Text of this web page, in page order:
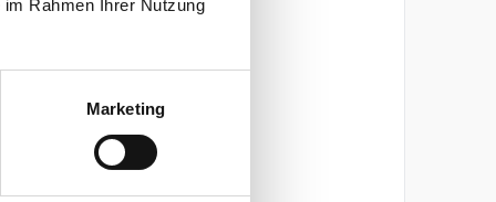
Rahmen Ihrer Nutzung
Marketing
Oktober 2025
Mai 2025
April 2025
März 2025